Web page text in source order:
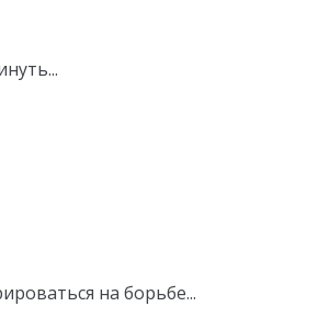
на борьбе...